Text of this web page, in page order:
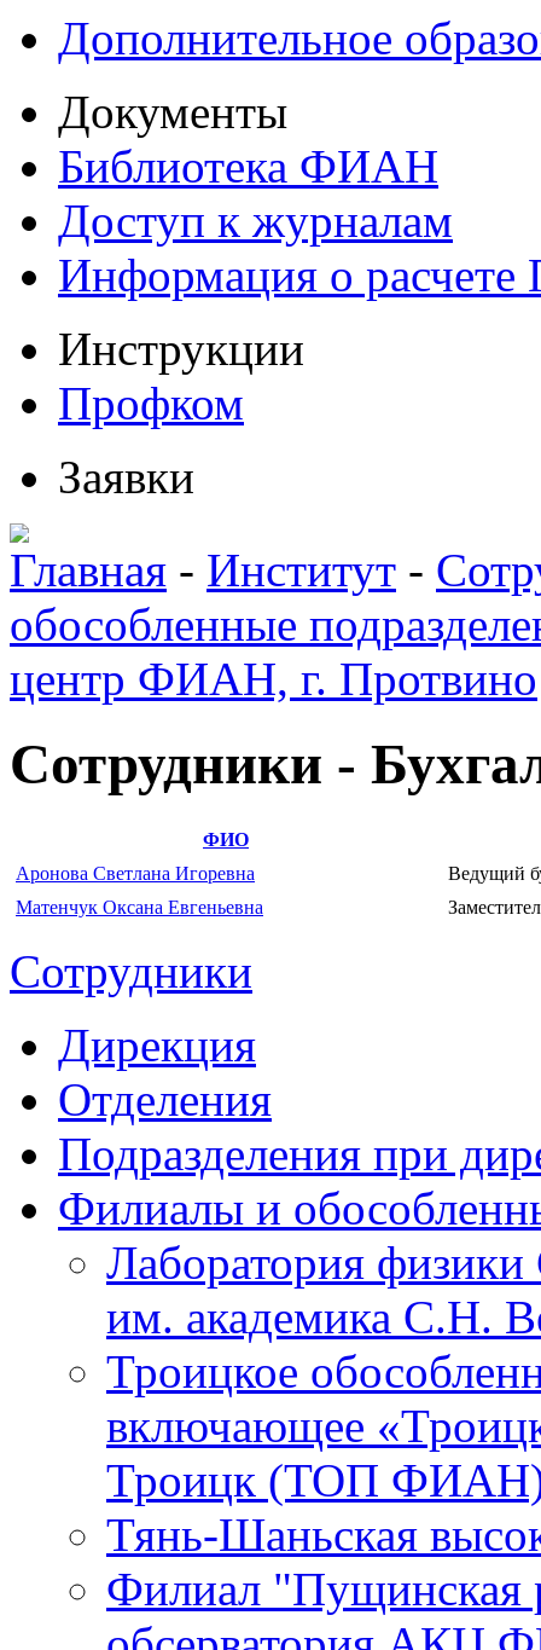
Дополнительное
Документы
Библиотека ФИАН
Доступ к журналам
Информация о
Инструкции
Профком
Заявки
Главная - Институт -
обособленные
центр ФИАН, г. Протвино
Сотрудники -
ФИО
Аронова Светлана Игоревна
Ведущий
Матенчук Оксана Евгеньевна
Сотрудники
Дирекция
Отделения
Подразделения при
Филиалы и
Лаборатория
им. академика С.Н.
Троицкое
включающее
Троицк (ТОП
Тянь-Шаньская
Филиал "Пущинская